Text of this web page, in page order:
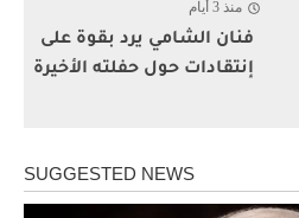
منذ 3 أيام
فنان الشامي يرد بقوة على
إنتقادات حول حفلته الأخيرة